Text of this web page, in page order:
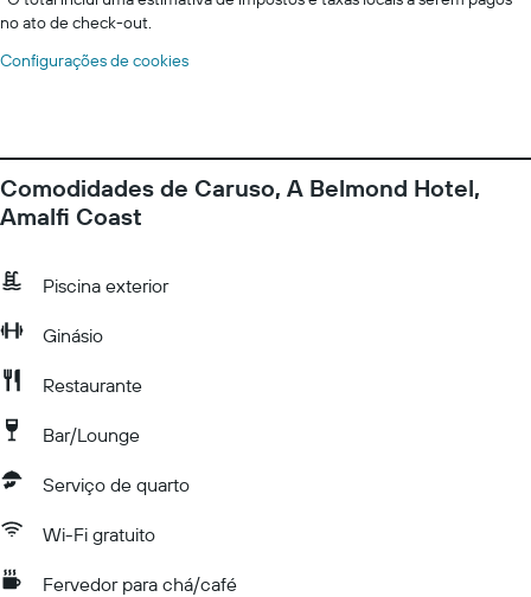
no ato de check-out.
Configurações de cookies
Comodidades de Caruso, A Belmond Hotel,
Amalfi Coast
Piscina exterior
Ginásio
Restaurante
Bar/Lounge
Serviço de quarto
Wi-Fi gratuito
Fervedor para chá/café